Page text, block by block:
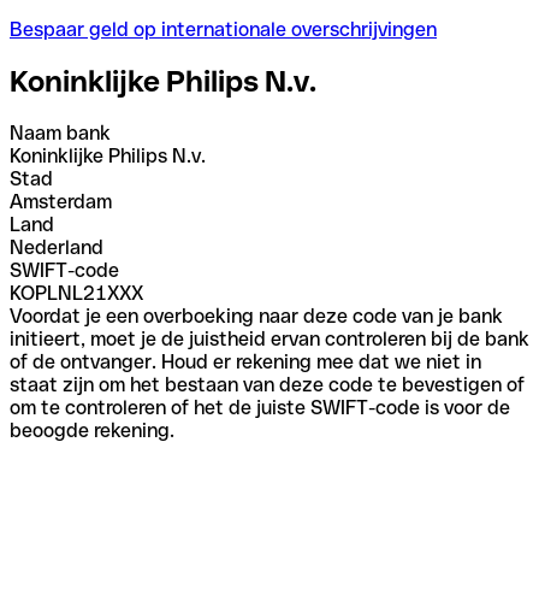
Bespaar geld op internationale overschrijvingen
Koninklijke Philips N.v.
Naam bank
Koninklijke Philips N.v.
Stad
Amsterdam
Land
Nederland
SWIFT-code
KOPLNL21XXX
Voordat je een overboeking naar deze code van je bank
initieert, moet je de juistheid ervan controleren bij de bank
of de ontvanger. Houd er rekening mee dat we niet in
staat zijn om het bestaan van deze code te bevestigen of
om te controleren of het de juiste SWIFT-code is voor de
beoogde rekening.